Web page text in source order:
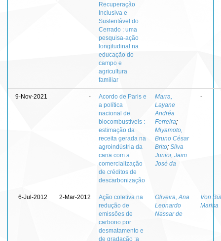
Recuperação
Inclusiva e
Sustentável do
Cerrado : uma
pesquisa-ação
longitudinal na
educação do
campo e
agricultura
familiar
9-Nov-2021 -
Acordo de Paris e
a política
nacional de
biocombustíveis :
estimação da
receita gerada na
agroindústria da
cana com a
comercialização
de créditos de
descarbonização
Marra,
Layane
Andréa
Ferreira;
Miyamoto,
Bruno César
Brito; Silva
Junior, Jaim
José da
-
6-Jul-2012 2-Mar-2012
Ação coletiva na
redução de
emissões de
carbono por
desmatamento e
de gradação :a
Oliveira, Ana
Leonardo
Nassar de
Von
Marisa